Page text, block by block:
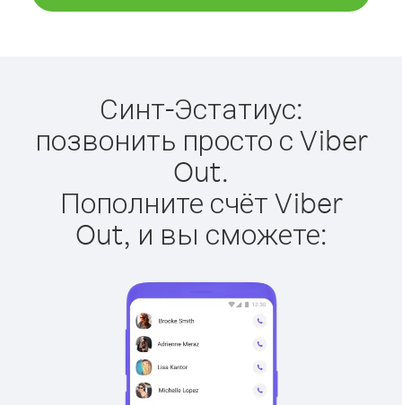
Синт-Эстатиус:
позвонить просто с Viber
Out.
Пополните счёт Viber
Out, и вы сможете: